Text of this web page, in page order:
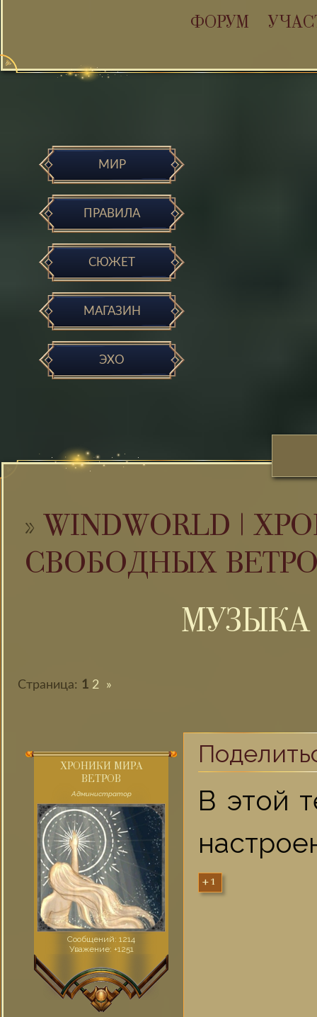
ФОРУМ
МИР
ПРАВИЛА
СЮЖЕТ
МАГАЗИН
ЭХО
» WINDWORLD |
СВОБОДНЫХ
Страница: 1 2 »
ХРОНИКИ МИРА
ВЕТРОВ
Администратор
Сообщений: 1214
Уважение: +1251
В этой
+1